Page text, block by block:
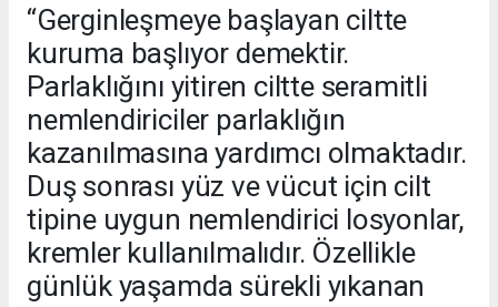
“Gerginleşmeye başlayan ciltte
kuruma başlıyor demektir.
Parlaklığını yitiren ciltte seramitli
nemlendiriciler parlaklığın
kazanılmasına yardımcı olmaktadır.
Duş sonrası yüz ve vücut için cilt
tipine uygun nemlendirici losyonlar,
kremler kullanılmalıdır. Özellikle
günlük yaşamda sürekli yıkanan